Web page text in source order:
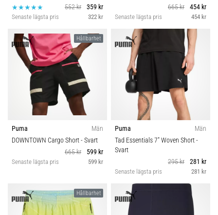
Upplever
du
hälsmärta
under
eller
löpning?
orsakerna
är
fasciit.
det…
552 kr
359 kr
Senaste lägsta pris 322 kr
665 kr
454 kr
Senaste lägsta pris 454 kr
Hållbarhet
Puma
Män
DOWNTOWN Cargo Short- Svart
665 kr
599 kr
Senaste lägsta pris 599 kr
Puma
Män
Tad Essentials 7" Woven Short-
Svart
295 kr
281 kr
Senaste lägsta pris 281 kr
Hållbarhet